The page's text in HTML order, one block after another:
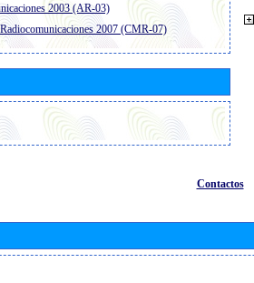
2003 (AR-03)
2007 (CMR-07)
Contactos